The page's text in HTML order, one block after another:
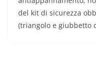
del kit di sicurezza
(triangolo e giubbetto